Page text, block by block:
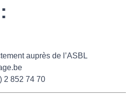
auprès de l’ASBL
2 852 74 70